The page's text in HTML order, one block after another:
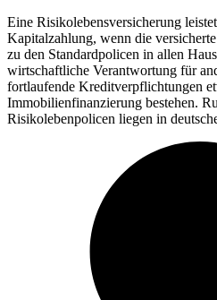
Eine Risikolebensversicherung
Kapitalzahlung, wenn die
zu den Standardpolicen in allen
wirtschaftliche Verantwortung für
fortlaufende Kreditverpflichtungen
Immobilienfinanzierung bestehen.
Risikolebenpolicen liegen in